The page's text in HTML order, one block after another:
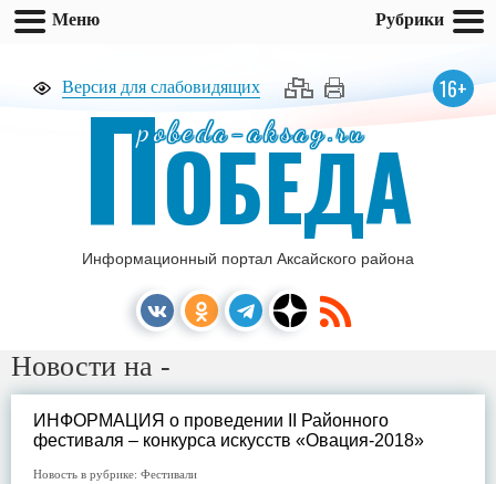
Версия для слабовидящих 16+
pobeda-aksay.ru
ПОБЕДА
Информационный портал Аксайского района
Новости на -
ИНФОРМАЦИЯ о проведении II Районного
фестиваля – конкурса искусств «Овация-2018»
Новость в рубрике: Фестивали
Меню Рубрики